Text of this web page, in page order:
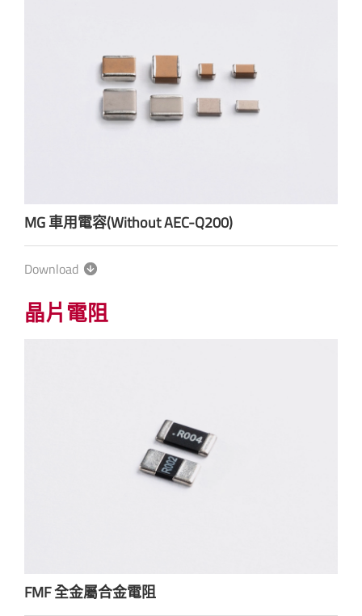
MG 車用電容(Without AEC-Q200)
Download
晶片電阻
FMF 全金屬合金電阻